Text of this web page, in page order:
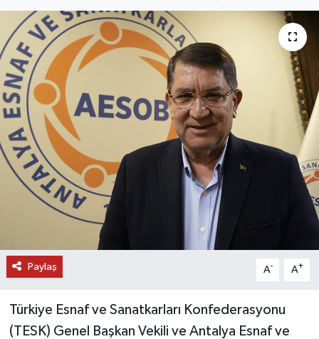
Paylaş A- A+
Türkiye Esnaf ve Sanatkarları Konfederasyonu
(TESK) Genel Başkan Vekili ve Antalya Esnaf ve
SAĞLIK
DÜNYA
EĞİTİM
TURİZM
RÖPORTAJ
VİDEO HABERLER
YAZARLAR
RESMİ İLAN